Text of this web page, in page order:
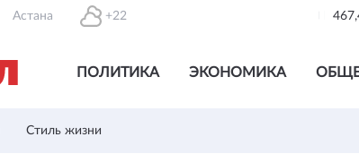
Астана +22
ПОЛИТИКА ЭКОНОМИКА
Стиль жизни